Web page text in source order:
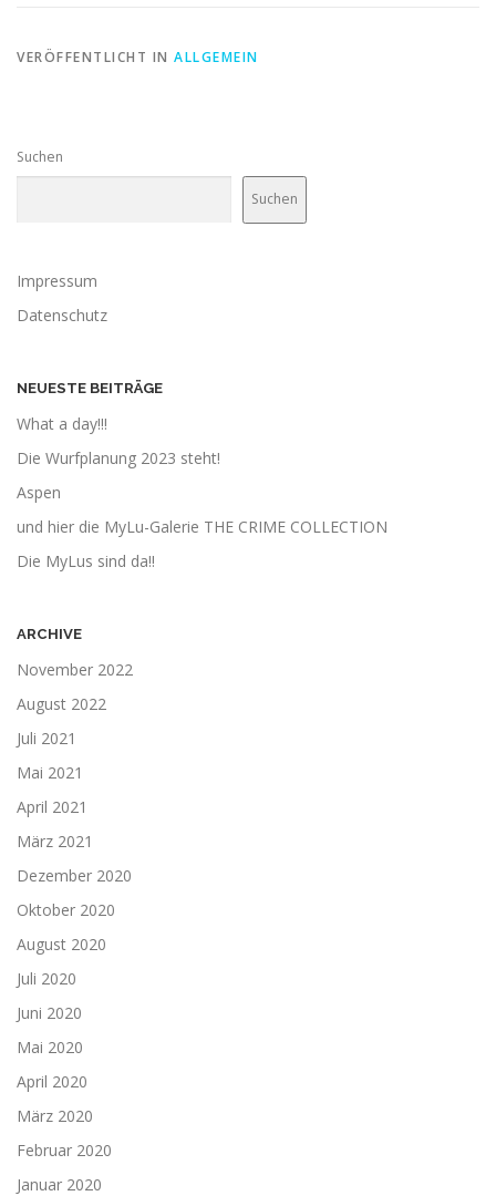
VERÖFFENTLICHT IN ALLGEMEIN
Suchen
Suchen
Impressum
Datenschutz
NEUESTE BEITRÄGE
What a day!!!
Die Wurfplanung 2023 steht!
Aspen
und hier die MyLu-Galerie THE CRIME COLLECTION
Die MyLus sind da!!
ARCHIVE
November 2022
August 2022
Juli 2021
Mai 2021
April 2021
März 2021
Dezember 2020
Oktober 2020
August 2020
Juli 2020
Juni 2020
Mai 2020
April 2020
März 2020
Februar 2020
Januar 2020